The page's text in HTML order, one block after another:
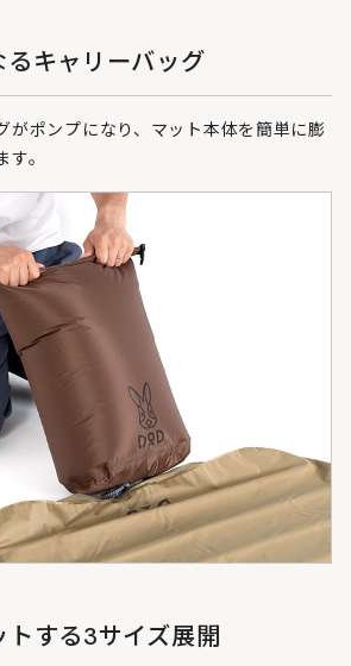
キャリーバッグ
がポンプになり、マット本体を簡単に膨
。
トする3サイズ展開